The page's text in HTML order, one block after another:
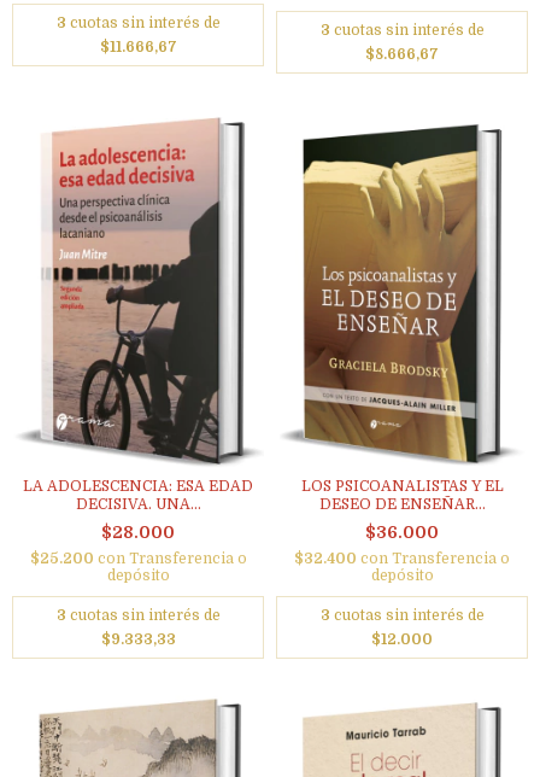
3 cuotas sin interés de
$11.666,67
3 cuotas sin interés de
$8.666,67
LA ADOLESCENCIA: ESA EDAD
DECISIVA. UNA...
$28.000
$25.200 con Transferencia o
depósito
3 cuotas sin interés de
$9.333,33
LOS PSICOANALISTAS Y EL
DESEO DE ENSEÑAR...
$36.000
$32.400 con Transferencia o
depósito
3 cuotas sin interés de
$12.000